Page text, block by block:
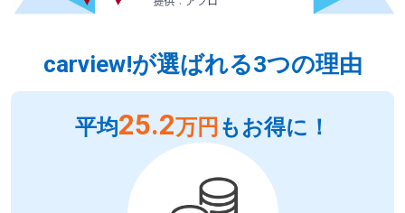
carview!が選ばれる3つの理由
平均25.2万円 もお得に！